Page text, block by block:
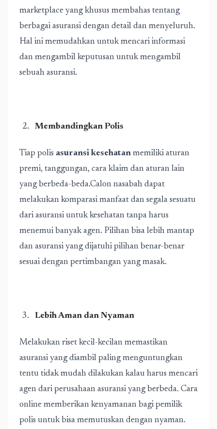
marketplace yang khusus membahas tentang
berbagai asuransi dengan detail dan menyeluruh.
Hal ini memudahkan untuk mencari informasi
dan mengambil keputusan untuk mengambil
sebuah asuransi.
Membandingkan Polis
Tiap polis asuransi kesehatan memiliki aturan
premi, tanggungan, cara klaim dan aturan lain
yang berbeda-beda.Calon nasabah dapat
melakukan komparasi manfaat dan segala sesuatu
dari asuransi untuk kesehatan tanpa harus
menemui banyak agen. Pilihan bisa lebih mantap
dan asuransi yang dijatuhi pilihan benar-benar
sesuai dengan pertimbangan yang masak.
Lebih Aman dan Nyaman
Melakukan riset kecil-kecilan memastikan
asuransi yang diambil paling menguntungkan
tentu tidak mudah dilakukan kalau harus mencari
agen dari perusahaan asuransi yang berbeda. Cara
online memberikan kenyamanan bagi pemilik
polis untuk bisa memutuskan dengan nyaman.